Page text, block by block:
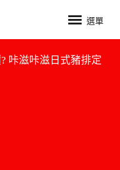
選單
咔滋咔滋日式豬排定